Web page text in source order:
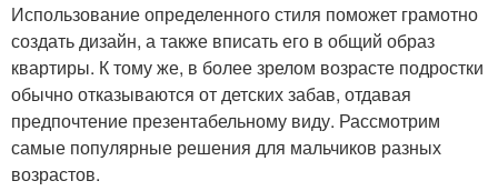
Использование определенного стиля поможет грамотно
создать дизайн, а также вписать его в общий образ
квартиры. К тому же, в более зрелом возрасте подростки
обычно отказываются от детских забав, отдавая
предпочтение презентабельному виду. Рассмотрим
самые популярные решения для мальчиков разных
возрастов.